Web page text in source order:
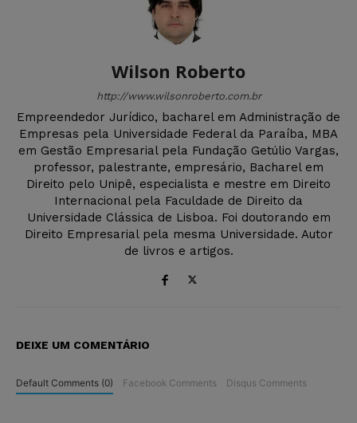
Wilson Roberto
http://www.wilsonroberto.com.br
Empreendedor Jurídico, bacharel em Administração de
Empresas pela Universidade Federal da Paraíba, MBA
em Gestão Empresarial pela Fundação Getúlio Vargas,
professor, palestrante, empresário, Bacharel em
Direito pelo Unipê, especialista e mestre em Direito
Internacional pela Faculdade de Direito da
Universidade Clássica de Lisboa. Foi doutorando em
Direito Empresarial pela mesma Universidade. Autor
de livros e artigos.
DEIXE UM COMENTÁRIO
Default Comments (0) Facebook Comments Disqus Comments